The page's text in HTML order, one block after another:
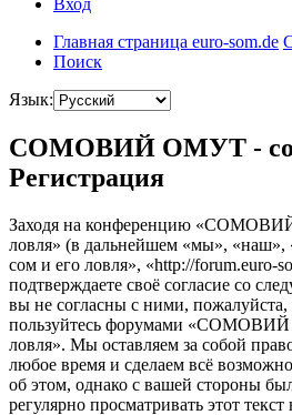
Главная страница euro-som.de
Поиск
Язык:
СОМОВИЙ ОМУТ - сом
Регистрация
Заходя на конференцию
ловля» (в дальнейшем «мы»,
сом и его ловля», «http://forum.euro-
подтверждаете своё согласие со
вы не согласны с ними, пожалуйста,
пользуйтесь форумами
ловля». Мы оставляем за собой
любое время и сделаем всё
об этом, однако с вашей стороны
регулярно просматривать этот